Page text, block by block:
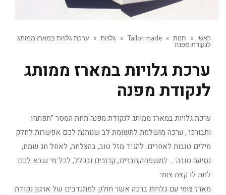
ראשי » חנות »
Tailor made
» גלויות »
ערכת גלויות במארז ממותג
לנקודת מפנה
ערכת גלויות במארז ממותג
לנקודת מפנה
ערכת גלויות במארז ממותג לנקודת מפנה תחת המסר "תפתחו
ותבורכו , ערכה מושלמת לתשומת לב שנותנת לכם אפשרות לחלק
מילים טובות לאחרים. להגיד מזל טוב, בהצלחה, לאחל חג שמח,
נסיעה טובה … למשפחה,חברים, קרובים ובכלל, לכל מי שבא לכם
לתת לו קצת צומי.
מארז צומי עם גלויות ברכה אשר חולק למתנדבים של ארגון נקודת